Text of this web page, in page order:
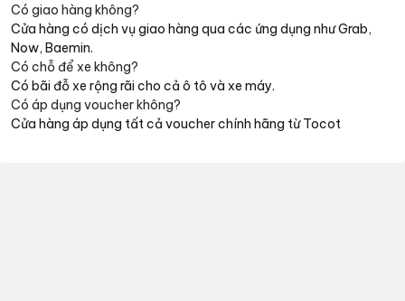
Có giao hàng không?
Cửa hàng có dịch vụ giao hàng qua các ứng dụng như Grab,
Now, Baemin.
Có chỗ để xe không?
Có bãi đỗ xe rộng rãi cho cả ô tô và xe máy.
Có áp dụng voucher không?
Cửa hàng áp dụng tất cả voucher chính hãng từ Tocot